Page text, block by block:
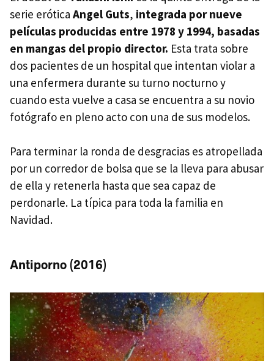
serie erótica Angel Guts, integrada por nueve
películas producidas entre 1978 y 1994, basadas
en mangas del propio director. Esta trata sobre
dos pacientes de un hospital que intentan violar a
una enfermera durante su turno nocturno y
cuando esta vuelve a casa se encuentra a su novio
fotógrafo en pleno acto con una de sus modelos.
Para terminar la ronda de desgracias es atropellada
por un corredor de bolsa que se la lleva para abusar
de ella y retenerla hasta que sea capaz de
perdonarle. La típica para toda la familia en
Navidad.
Antiporno (2016)